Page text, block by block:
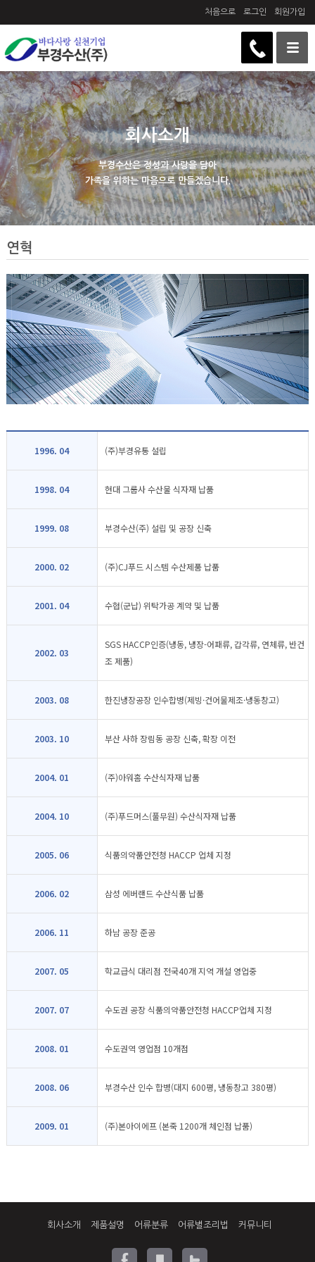
처음으로 로그인 회원가입
회사소개
부경수산은 정성과 사랑을 담아
가족을 위하는 마음으로 만들겠습니다.
연혁
1996. 04 (주)부경유통 설립
1998. 04 현대 그룹사 수산물 식자재 납품
1999. 08 부경수산(주) 설립 및 공장 신축
2000. 02 (주)CJ푸드 시스템 수산제품 납품
2001. 04 수협(군납) 위탁가공 계약 및 납품
2002. 03
SGS HACCP인증(냉동, 냉장-어패류, 갑각류, 연체류, 반건
조 제품)
2003. 08 한진냉장공장 인수합병(제빙·건어물제조·냉동창고)
2003. 10 부산 사하 장림동 공장 신축, 확장 이전
2004. 01 (주)아워홈 수산식자재 납품
2004. 10 (주)푸드머스(풀무원) 수산식자재 납품
2005. 06 식품의약품안전청 HACCP 업체 지정
2006. 02 삼성 에버랜드 수산식품 납품
2006. 11 하남 공장 준공
2007. 05 학교급식 대리점 전국40개 지역 개설 영업중
2007. 07 수도권 공장 식품의약품안전청 HACCP업체 지정
2008. 01 수도권역 영업점 10개점
2008. 06 부경수산 인수 합병(대지 600평, 냉동창고 380평)
2009. 01 (주)본아이에프 (본죽 1200개 체인점 납품)
회사소개 제품설명 어류분류 어류별조리법 커뮤니티